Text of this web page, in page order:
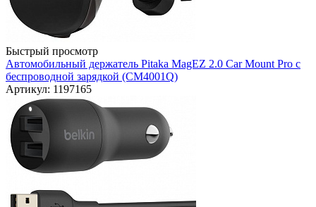
Быстрый просмотр
Автомобильный держатель Pitaka MagEZ 2.0 Car Mount Pro с
беспроводной зарядкой (CM4001Q)
Артикул: 1197165